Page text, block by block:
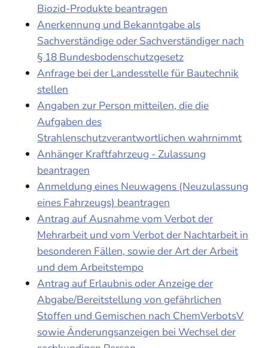
Biozid-Produkte beantragen
Anerkennung und Bekanntgabe als
Sachverständige oder Sachverständiger nach
§ 18 Bundesbodenschutzgesetz
Anfrage bei der Landesstelle für Bautechnik
stellen
Angaben zur Person mitteilen, die die
Aufgaben des
Strahlenschutzverantwortlichen wahrnimmt
Anhänger Kraftfahrzeug - Zulassung
beantragen
Anmeldung eines Neuwagens (Neuzulassung
eines Fahrzeugs) beantragen
Antrag auf Ausnahme vom Verbot der
Mehrarbeit und vom Verbot der Nachtarbeit in
besonderen Fällen, sowie der Art der Arbeit
und dem Arbeitstempo
Antrag auf Erlaubnis oder Anzeige der
Abgabe/Bereitstellung von gefährlichen
Stoffen und Gemischen nach ChemVerbotsV
sowie Änderungsanzeigen bei Wechsel der